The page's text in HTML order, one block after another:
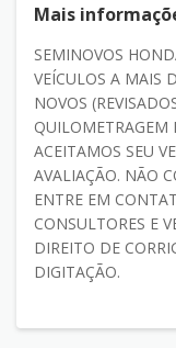
Mais
SEMINOVOS
VEÍCULOS A MAIS
NOVOS
QUILOMETRAGEM
ACEITAMOS SEU
AVALIAÇÃO. NÃO
ENTRE EM
CONSULTORES E
DIREITO DE
DIGITAÇÃO.